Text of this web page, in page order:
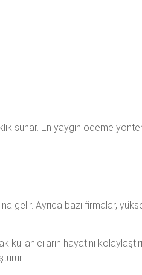
sunar. En yaygın ödeme
gelir. Ayrıca bazı firmalar,
hayatını